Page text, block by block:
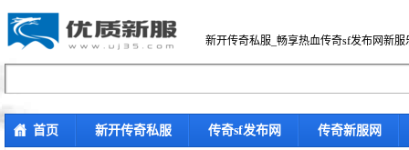
新开传奇私服_畅享热血传奇sf发布网新服
首页 新开传奇私服 传奇sf发布网 传奇新服网